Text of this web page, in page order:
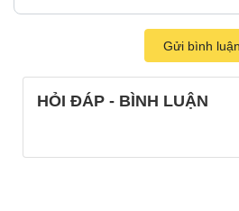
Gửi bình luận
HỎI ĐÁP - BÌNH LUẬN